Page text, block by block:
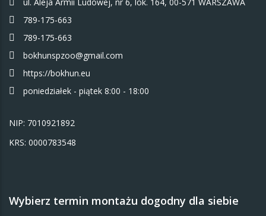
789-175-663
789-175-663
bokhunspzoo@gmail.com
https://bokhun.eu
poniedziałek - piątek 8:00 - 18:00
NIP: 7010921892
KRS: 0000783548
Wybierz termin montażu dogodny dla siebie